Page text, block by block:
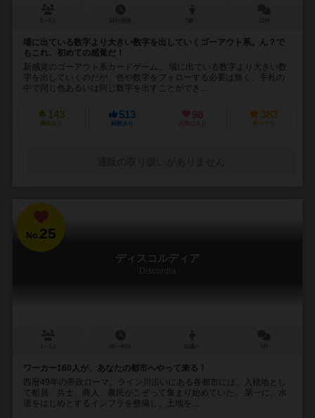
場に出ている数字より大きい数字を出していくゴーアウト系。ん？で
もこれ、初めての感覚だ！
新感覚のゴーアウト系カードゲーム。 場に出ている数字より大きい数
字を出していくのだが、色や数字をフォローする必要は無く、手札の
中で同じ色あるいは同じ数字を出すことができ...
143
興味あり
513
経験あり
98
お気に入り
383
持ってる
No.25
ディスコルディア
Discordia
ワーカー160人が、あなたの都市へやって来る！
西暦49年の帝政ローマ。ライン川沿いにある各都市には、入植地とし
て船員、兵士、商人、農民がこぞって集まり始めていた。 第一に、水
道をはじめとするインフラを整備し、土地を...